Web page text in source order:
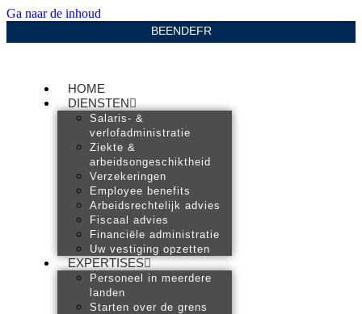
Ga naar de inhoud
BEENDEFR
HOME
DIENSTEN
Salaris- &
verlofadministratie
Ziekte &
arbeidsongeschiktheid
Verzekeringen
Employee benefits
Arbeidsrechtelijk advies
Fiscaal advies
Financiële administratie
Uw vestiging opzetten
EXPERTISES
Personeel in meerdere
landen
Starten over de grens